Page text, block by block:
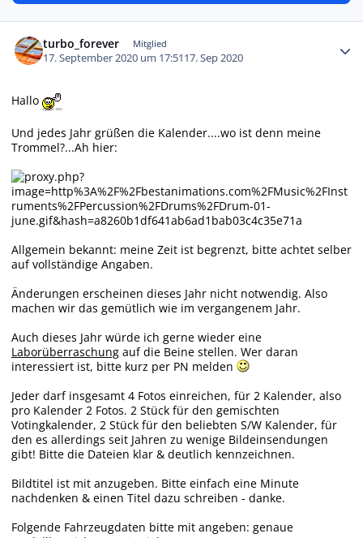
turbo_forever Mitglied
17. September 2020 um 17:5117. Sep 2020
Hallo
Und jedes Jahr grüßen die Kalender....wo ist denn meine
Trommel?...Ah hier:
Allgemein bekannt: meine Zeit ist begrenzt, bitte achtet selber
auf vollständige Angaben.
Änderungen erscheinen dieses Jahr nicht notwendig. Also
machen wir das gemütlich wie im vergangenem Jahr.
Auch dieses Jahr würde ich gerne wieder eine
Laborüberraschung auf die Beine stellen. Wer daran
interessiert ist, bitte kurz per PN melden
Jeder darf insgesamt 4 Fotos einreichen, für 2 Kalender, also
pro Kalender 2 Fotos. 2 Stück für den gemischten
Votingkalender, 2 Stück für den beliebten S/W Kalender, für
den es allerdings seit Jahren zu wenige Bildeinsendungen
gibt! Bitte die Dateien klar & deutlich kennzeichnen.
Bildtitel ist mit anzugeben. Bitte einfach eine Minute
nachdenken & einen Titel dazu schreiben - danke.
Folgende Fahrzeugdaten bitte mit angeben: genaue